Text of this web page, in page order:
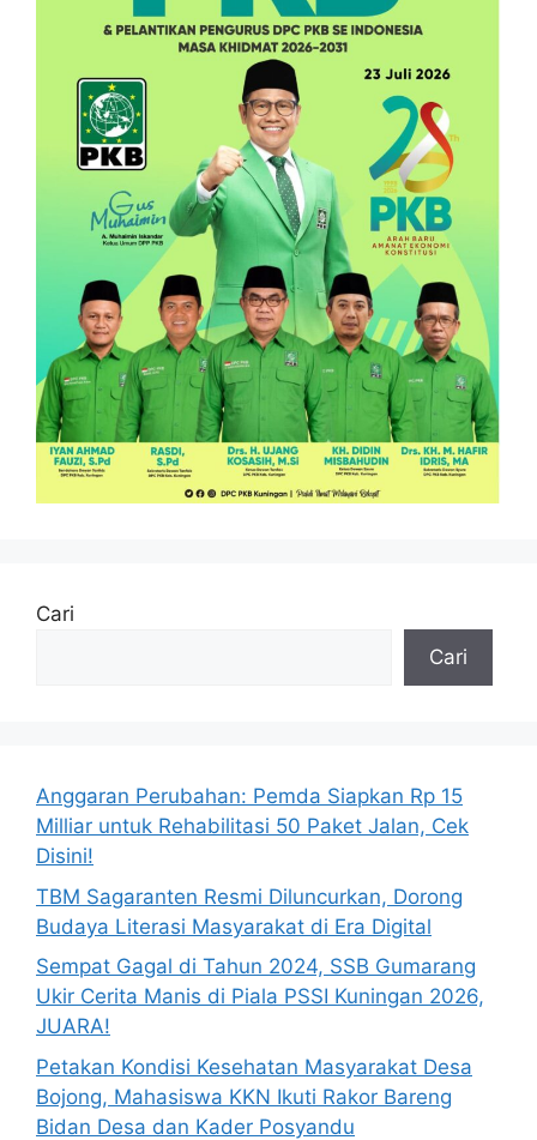
Cari
Cari
Anggaran Perubahan: Pemda Siapkan Rp 15
Milliar untuk Rehabilitasi 50 Paket Jalan, Cek
Disini!
TBM Sagaranten Resmi Diluncurkan, Dorong
Budaya Literasi Masyarakat di Era Digital
Sempat Gagal di Tahun 2024, SSB Gumarang
Ukir Cerita Manis di Piala PSSI Kuningan 2026,
JUARA!
Petakan Kondisi Kesehatan Masyarakat Desa
Bojong, Mahasiswa KKN Ikuti Rakor Bareng
Bidan Desa dan Kader Posyandu